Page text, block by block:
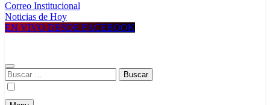
MUNICIPALIDAD DISTRITAL DE UCHUMAYO
Construyendo una nueva Historia
Correo Institucional
Noticias de Hoy
EN VIVO DESDE FACEBOOK
Buscar: